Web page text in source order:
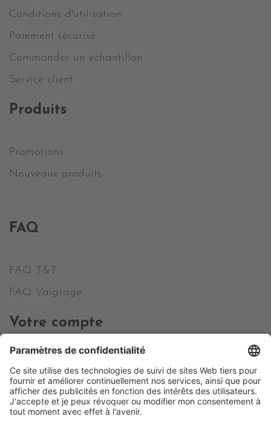
Conditions d'utilisation
Paiement sécurisé
Commander un échantillon
Service client
Produits
Promotions
Nouveaux produits
FAQ
FAQ T&T
FAQ Vaigrage
Votre compte
Informations personnelles
Commandes
Avoirs